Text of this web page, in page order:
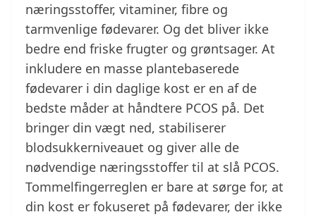
næringsstoffer, vitaminer, fibre og
tarmvenlige fødevarer. Og det bliver ikke
bedre end friske frugter og grøntsager. At
inkludere en masse plantebaserede
fødevarer i din daglige kost er en af de
bedste måder at håndtere PCOS på. Det
bringer din vægt ned, stabiliserer
blodsukkerniveauet og giver alle de
nødvendige næringsstoffer til at slå PCOS.
Tommelfingerreglen er bare at sørge for, at
din kost er fokuseret på fødevarer, der ikke